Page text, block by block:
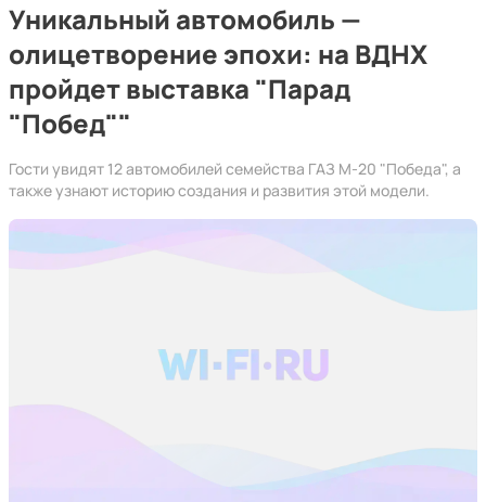
Уникальный автомобиль —
олицетворение эпохи: на ВДНХ
пройдет выставка "Парад
"Побед""
Гости увидят 12 автомобилей семейства ГАЗ М-20 "Победа", а
также узнают историю создания и развития этой модели.